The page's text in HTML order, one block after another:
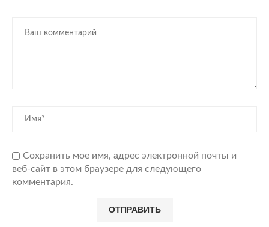
Сохранить мое имя, адрес электронной почты и
веб-сайт в этом браузере для следующего
комментария.